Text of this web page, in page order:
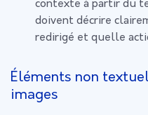
contexte à partir du
doivent décrire
redirigé et quelle
Éléments non
images